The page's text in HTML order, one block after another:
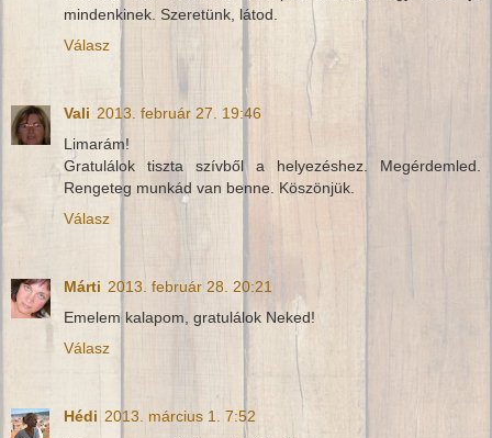
mindenkinek. Szeretünk, látod.
Válasz
Vali 2013. február 27. 19:46
Limarám!
Gratulálok tiszta szívből a helyezéshez. Megérdemled.
Rengeteg munkád van benne. Köszönjük.
Válasz
Márti 2013. február 28. 20:21
Emelem kalapom, gratulálok Neked!
Válasz
Hédi 2013. március 1. 7:52